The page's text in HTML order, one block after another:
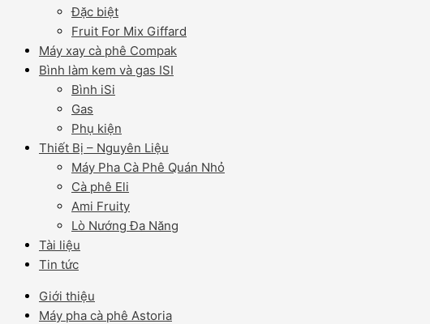
Đặc biệt
Fruit For Mix Giffard
Máy xay cà phê Compak
Bình làm kem và gas ISI
Bình iSi
Gas
Phụ kiện
Thiết Bị – Nguyên Liệu
Máy Pha Cà Phê Quán Nhỏ
Cà phê Eli
Ami Fruity
Lò Nướng Đa Năng
Tài liệu
Tin tức
Giới thiệu
Máy pha cà phê Astoria